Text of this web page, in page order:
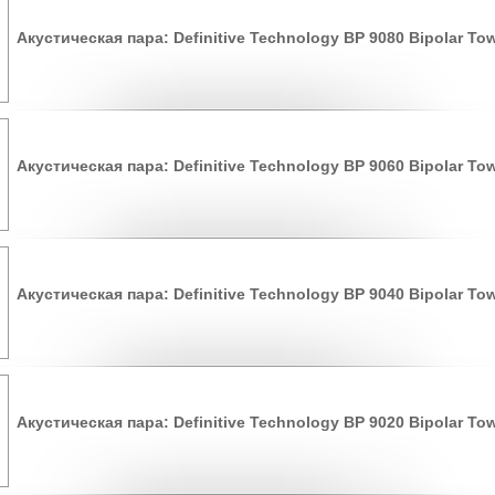
Акустическая пара: Definitive Technology BP 9080 Bipolar
Акустическая пара: Definitive Technology BP 9060 Bipolar
Акустическая пара: Definitive Technology BP 9040 Bipolar
Акустическая пара: Definitive Technology BP 9020 Bipolar